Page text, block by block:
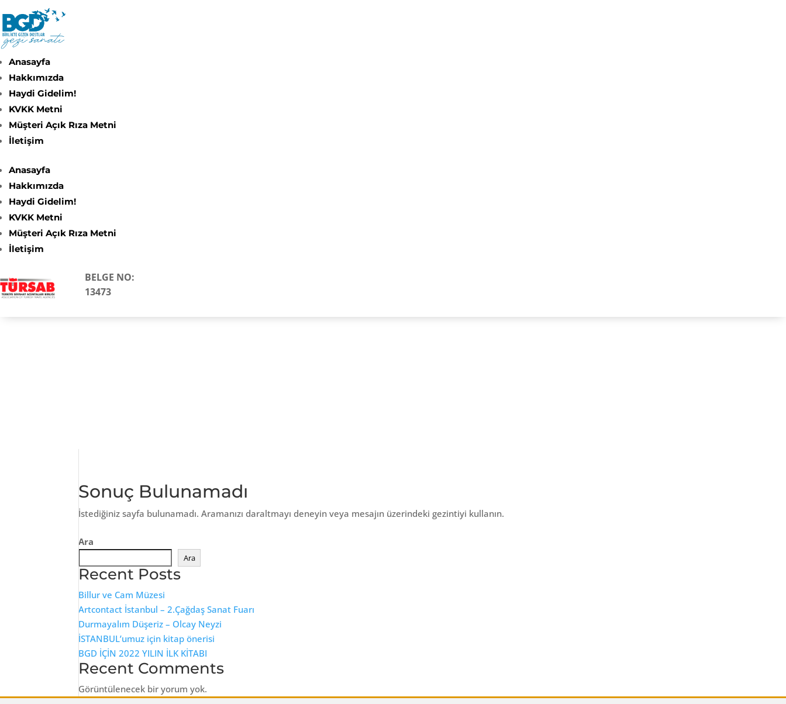
Anasayfa
Hakkımızda
Haydi Gidelim!
KVKK Metni
Müşteri Açık Rıza Metni
İletişim
Anasayfa
Hakkımızda
Haydi Gidelim!
KVKK Metni
Müşteri Açık Rıza Metni
İletişim
BELGE NO:
13473
Sonuç Bulunamadı
İstediğiniz sayfa bulunamadı. Aramanızı daraltmayı deneyin veya mesajın üzerindeki gezintiyi kullanın.
Ara
Ara
Recent Posts
Billur ve Cam Müzesi
Artcontact İstanbul – 2.Çağdaş Sanat Fuarı
Durmayalım Düşeriz – Olcay Neyzi
İSTANBUL’umuz için kitap önerisi
BGD İÇİN 2022 YILIN İLK KİTABI
Recent Comments
Görüntülenecek bir yorum yok.